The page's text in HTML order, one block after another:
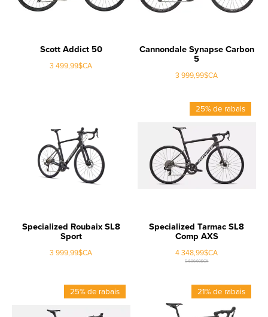
Scott Addict 50
3 499,99$CA
Cannondale Synapse Carbon
5
3 999,99$CA
Specialized Roubaix SL8
Sport
3 999,99$CA
25% de rabais
Specialized Tarmac SL8
Comp AXS
4 348,99$CA
5 800,00$CA
25% de rabais 21% de rabais